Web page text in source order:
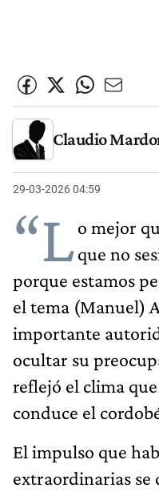
Claudio
29-03-2026 04:59
“Lo mejor
que no
porque estamos
el tema (Manuel)
importante
ocultar su
reflejó el clima
conduce el
El impulso que
extraordinarias